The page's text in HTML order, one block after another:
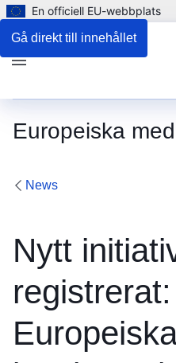
Gå direkt till innehållet
En officiell EU-webbplats
Europeiska
News
Nytt
registrerat: